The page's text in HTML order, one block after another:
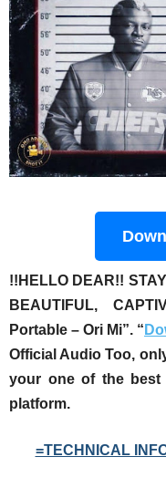
!!HELLO DEAR!!
BEAUTIFUL,
Portable – Ori Mi”. “
Official Audio Too,
your one of the best
platform.
=TECHNICAL